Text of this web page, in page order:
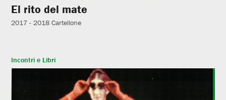
El rito del mate
2017 - 2018 Cartellone
Incontri e Libri